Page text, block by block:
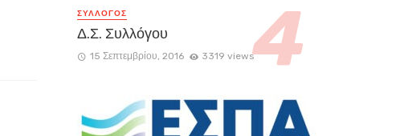
ΣΥΛΛΟΓΟΣ
Δ.Σ. Συλλόγου
15 Σεπτεμβρίου, 2016 3319 views